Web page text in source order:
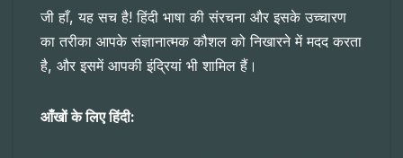
जी हाँ, यह सच है! हिंदी भाषा की संरचना और इसके उच्चारण
का तरीका आपके संज्ञानात्मक कौशल को निखारने में मदद करता
है, और इसमें आपकी इंद्रियां भी शामिल हैं।
आँखों के लिए हिंदी: